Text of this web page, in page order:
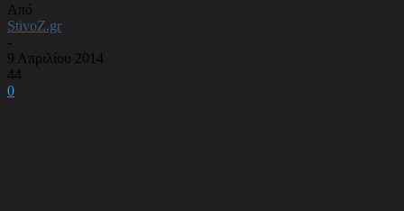
Από
StivoZ.gr
-
9 Απριλίου 2014
44
0